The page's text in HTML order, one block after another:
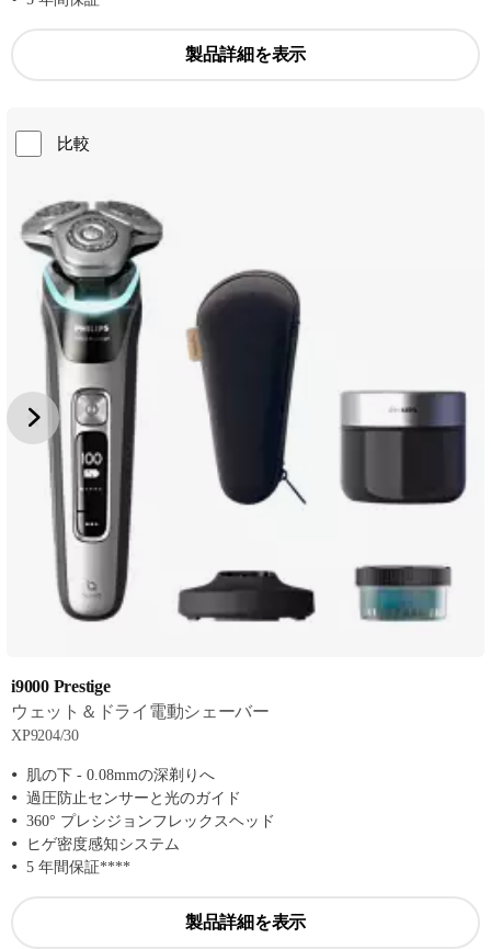
製品詳細を表示
比較
i9000 Prestige
ウェット＆ドライ電動シェーバー
XP9204/30
肌の下 - 0.08mmの深剃りへ
過圧防止センサーと光のガイド
360° プレシジョンフレックスヘッド
ヒゲ密度感知システム
5 年間保証****
製品詳細を表示